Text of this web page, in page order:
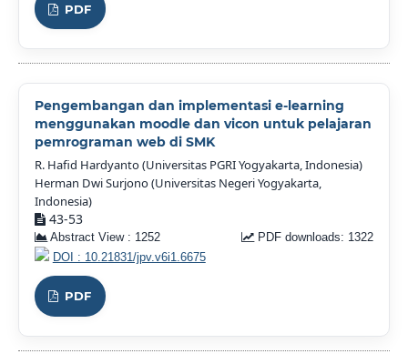
PDF
Pengembangan dan implementasi e-learning
menggunakan moodle dan vicon untuk pelajaran
pemrograman web di SMK
R. Hafid Hardyanto (Universitas PGRI Yogyakarta, Indonesia)
Herman Dwi Surjono (Universitas Negeri Yogyakarta,
Indonesia)
43-53
Abstract View : 1252
PDF downloads: 1322
DOI : 10.21831/jpv.v6i1.6675
PDF